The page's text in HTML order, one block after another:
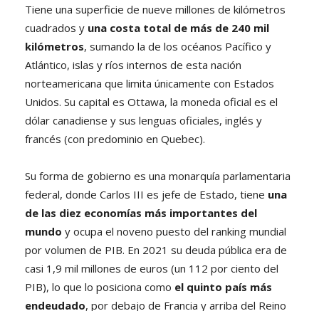
Tiene una superficie de nueve millones de kilómetros
cuadrados y una costa total de más de 240 mil
kilómetros, sumando la de los océanos Pacífico y
Atlántico, islas y ríos internos de esta nación
norteamericana que limita únicamente con Estados
Unidos. Su capital es Ottawa, la moneda oficial es el
dólar canadiense y sus lenguas oficiales, inglés y
francés (con predominio en Quebec).
Su forma de gobierno es una monarquía parlamentaria
federal, donde Carlos III es jefe de Estado, tiene una
de las diez economías más importantes del
mundo y ocupa el noveno puesto del ranking mundial
por volumen de PIB. En 2021 su deuda pública era de
casi 1,9 mil millones de euros (un 112 por ciento del
PIB), lo que lo posiciona como el quinto país más
endeudado, por debajo de Francia y arriba del Reino